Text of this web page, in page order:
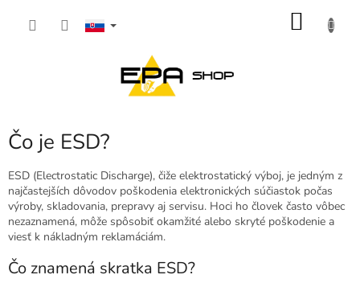
Čo je ESD?
ESD (Electrostatic Discharge), čiže elektrostatický výboj, je jedným z
najčastejších dôvodov poškodenia elektronických súčiastok počas
výroby, skladovania, prepravy aj servisu. Hoci ho človek často vôbec
nezaznamená, môže spôsobiť okamžité alebo skryté poškodenie a
viesť k nákladným reklamáciám.
Čo znamená skratka ESD?